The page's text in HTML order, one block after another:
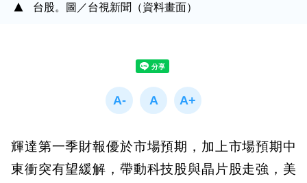
台股。圖／台視新聞（資料畫面）
輝達第一季財報優於市場預期，加上市場預期中
東衝突有望緩解，帶動科技股與晶片股走強，美